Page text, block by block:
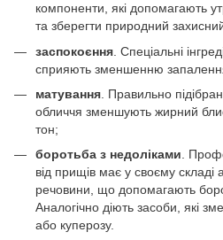
компоненти, які допомагають
та зберегти природний
заспокоєння . Спеціальні
сприяють зменшенню
матування . Правильно
обличчя зменшують жирний
тон;
боротьба з недоліками.
від прищів має у своєму складі
речовини, що допомагають
Аналогічно діють засоби, які
або куперозу.